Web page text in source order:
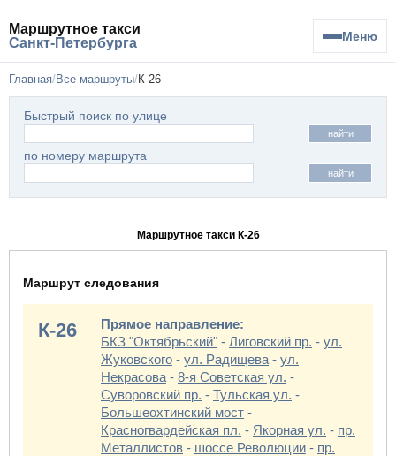
Маршрутное такси
Санкт-Петербурга
Меню
Главная Все маршруты К-26
Быстрый поиск по улице
найти
по номеру маршрута
найти
Маршрутное такси К-26
Маршрут следования
К-26
Прямое направление:
БКЗ "Октябрьский" - Лиговский пр. - ул.
Жуковского - ул. Радищева - ул.
Некрасова - 8-я Советская ул. -
Суворовский пр. - Тульская ул. -
Большеохтинский мост -
Красногвардейская пл. - Якорная ул. - пр.
Металлистов - шоссе Революции - пр.